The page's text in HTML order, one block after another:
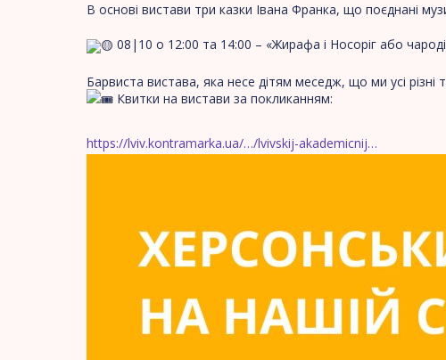
В основі вистави три казки Івана Франка, що поєднані
08|10 о 12:00 та 14:00 – «Жирафа і Носоріг або
Барвиста вистава, яка несе дітям меседж, що ми усі
Квитки на вистави за покликанням:
https://lviv.kontramarka.ua/…/lvivskij-akademicnij…